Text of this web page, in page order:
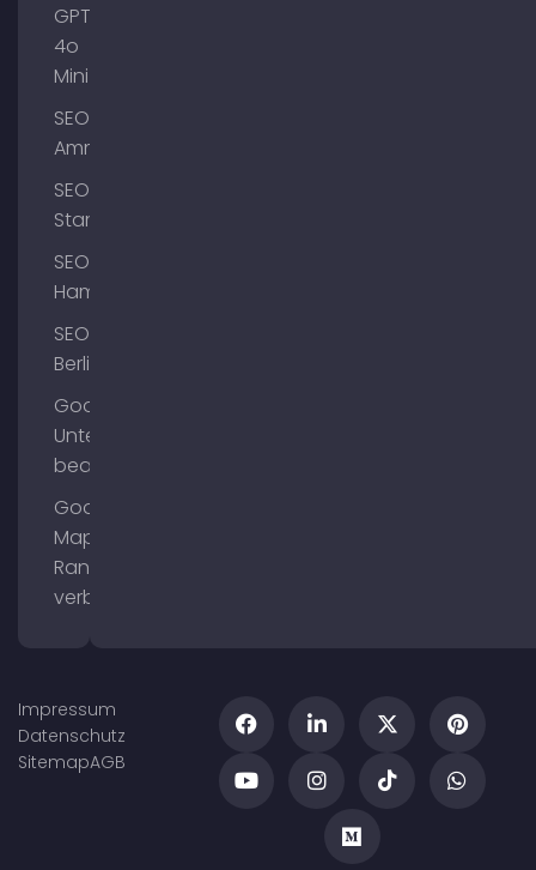
GPT-
4o
Mini
SEO
Ammersee
SEO
Starnberg
SEO
Hamburg
SEO
Berlin
Google
Unternehmensprofil
bearbeiten
Google
Maps
Ranking
verbessern
Impressum
Datenschutz
SitemapAGB